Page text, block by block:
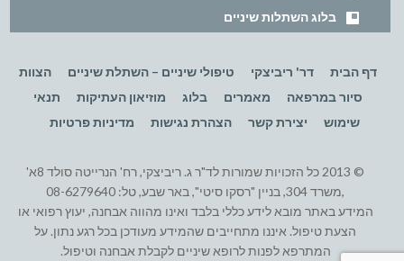
בלוג השתלות שיניים
דף הבית דר' ריביצקי טיפולי שיניים – השתלת שיניים
הצוות
סיור במרפאה
מאמרים בלוג מוזיאון העתיקות
תנאי
שימוש
יצירת קשר הצהרת נגישות מדיניות פרטיות
© 2013 כל הזכויות שמורות לד"ר ג. ריביצקי, רח' הנרייטה סולד 8א'
,משרד 304, בניין "רסקו סיטי", באר שבע, טל: 08-6279640
המידע באתר מובא לידע כללי בלבד ואינו מהווה אבחנה, יעוץ רפואי או
הצעת טיפול. איננו מתחייבים שהמידע מעודכן בכל רגע נתון. על
המתרפא לפנות לרופא שיניים לקבלת אבחנה וטיפול.